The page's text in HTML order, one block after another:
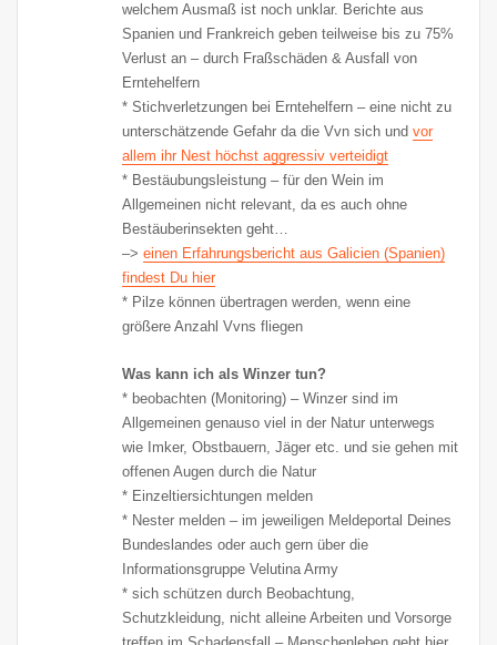
welchem Ausmaß ist noch unklar. Berichte aus
Spanien und Frankreich geben teilweise bis zu 75%
Verlust an – durch Fraßschäden & Ausfall von
Erntehelfern
* Stichverletzungen bei Erntehelfern – eine nicht zu
unterschätzende Gefahr da die Vvn sich undvor
allem ihr Nest höchst aggressiv verteidigt
* Bestäubungsleistung – für den Wein im
Allgemeinen nicht relevant, da es auch ohne
Bestäuberinsekten geht…
–>einen Erfahrungsbericht aus Galicien (Spanien)
findest Du hier
* Pilze können übertragen werden, wenn eine
größere Anzahl Vvns fliegen
Was kann ich als Winzer tun?
* beobachten (Monitoring) – Winzer sind im
Allgemeinen genauso viel in der Natur unterwegs
wie Imker, Obstbauern, Jäger etc. und sie gehen mit
offenen Augen durch die Natur
* Einzeltiersichtungen melden
* Nester melden – im jeweiligen Meldeportal Deines
Bundeslandes oder auch gern über die
Informationsgruppe Velutina Army
* sich schützen durch Beobachtung,
Schutzkleidung, nicht alleine Arbeiten und Vorsorge